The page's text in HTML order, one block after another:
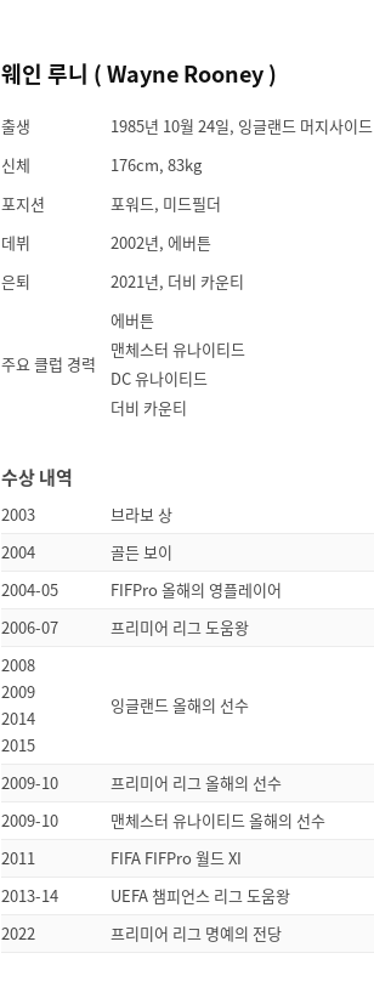
웨인 루니 ( Wayne Rooney )
출생
1985년 10월 24일, 잉글랜드 머지사이드
신체
176cm, 83kg
포지션
포워드, 미드필더
데뷔
2002년, 에버튼
은퇴
2021년, 더비 카운티
주요 클럽 경력
에버튼
맨체스터 유나이티드
DC 유나이티드
더비 카운티
수상 내역
2003
브라보 상
2004
골든 보이
2004-05
FIFPro 올해의 영플레이어
2006-07
프리미어 리그 도움왕
2008
2009
2014
2015
잉글랜드 올해의 선수
2009-10
프리미어 리그 올해의 선수
2009-10
맨체스터 유나이티드 올해의 선수
2011
FIFA FIFPro 월드 XI
2013-14
UEFA 챔피언스 리그 도움왕
2022
프리미어 리그 명예의 전당